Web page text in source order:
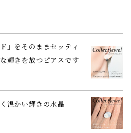
」をそのままセッティ
輝きを放つピアスです
温かい輝きの水晶